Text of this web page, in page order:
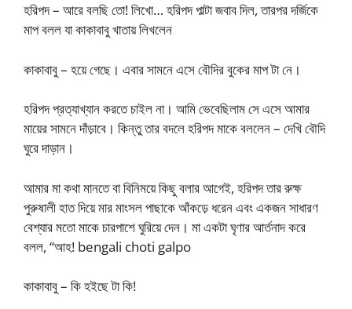
হরিপদ – আরে বলছি তো! লিখো… হরিপদ পাল্টা জবাব দিল, তারপর দর্জিকে
মাপ বলল যা কাকাবাবু খাতায় লিখলেন
কাকাবাবু – হয়ে গেছে। এবার সামনে এসে বৌদির বুকের মাপ টা নে।
হরিপদ প্রত্যাখ্যান করতে চাইল না। আমি ভেবেছিলাম সে এসে আমার
মায়ের সামনে দাঁড়াবে। কিন্তু তার বদলে হরিপদ মাকে বললেন – দেখি বৌদি
ঘুরে দাড়ান।
আমার মা কথা মানতে বা বিনিময়ে কিছু বলার আগেই, হরিপদ তার রুক্ষ
পুরুষালী হাত দিয়ে মার মাংসল পাছাকে আঁকড়ে ধরেন এবং একজন সাধারণ
বেশ্যার মতো মাকে চারপাশে ঘুরিয়ে দেন। মা একটা ঘৃণার আর্তনাদ করে
বলল, “আহ! bengali choti galpo
কাকাবাবু – কি হইছে টা কি!